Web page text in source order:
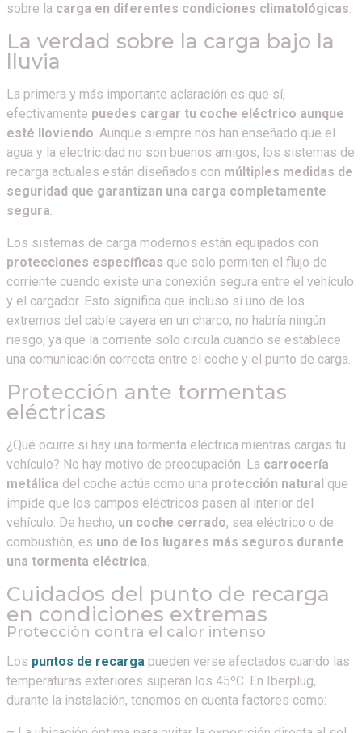
sobre la carga en diferentes condiciones climatológicas.
La verdad sobre la carga bajo la
lluvia
La primera y más importante aclaración es que sí,
efectivamente puedes cargar tu coche eléctrico aunque
esté lloviendo. Aunque siempre nos han enseñado que el
agua y la electricidad no son buenos amigos, los sistemas de
recarga actuales están diseñados con múltiples medidas de
seguridad que garantizan una carga completamente
segura.
Los sistemas de carga modernos están equipados con
protecciones específicas que solo permiten el flujo de
corriente cuando existe una conexión segura entre el vehículo
y el cargador. Esto significa que incluso si uno de los
extremos del cable cayera en un charco, no habría ningún
riesgo, ya que la corriente solo circula cuando se establece
una comunicación correcta entre el coche y el punto de carga.
Protección ante tormentas
eléctricas
¿Qué ocurre si hay una tormenta eléctrica mientras cargas tu
vehículo? No hay motivo de preocupación. La carrocería
metálica del coche actúa como una protección natural que
impide que los campos eléctricos pasen al interior del
vehículo. De hecho, un coche cerrado, sea eléctrico o de
combustión, es uno de los lugares más seguros durante
una tormenta eléctrica.
Cuidados del punto de recarga
en condiciones extremas
Protección contra el calor intenso
Los puntos de recarga pueden verse afectados cuando las
temperaturas exteriores superan los 45ºC. En Iberplug,
durante la instalación, tenemos en cuenta factores como: